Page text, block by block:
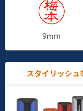
9mm
スタイリッシュ